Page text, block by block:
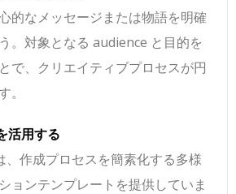
的なメッセージまたは物語を明確
。対象となる audience と目的を
で、クリエイティブプロセスが円
。
活用する
、作成プロセスを簡素化する多様
ョンテンプレートを提供していま